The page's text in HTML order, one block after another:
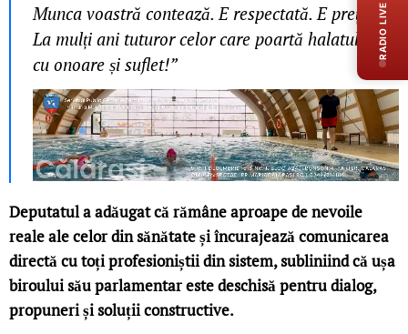
Munca voastră contează. E respectată. E prețuită.
La mulți ani tuturor celor care poartă halatul alb
cu onoare și suflet!”
Deputatul a adăugat că rămâne aproape de nevoile
reale ale celor din sănătate și încurajează comunicarea
directă cu toți profesioniștii din sistem, subliniind că ușa
biroului său parlamentar este deschisă pentru dialog,
propuneri și soluții constructive.
RADIO LIVE